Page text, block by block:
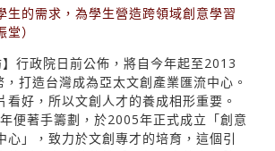
生的需求，為學生營造跨領域創意學習
）
】行政院日前公佈，將自今年起至2013
打造台灣成為亞太文創產業匯流中心。
看好，所以文創人才的養成相形重要。
便著手籌劃，於2005年正式成立「創意
心」，致力於文創專才的培育，這個引